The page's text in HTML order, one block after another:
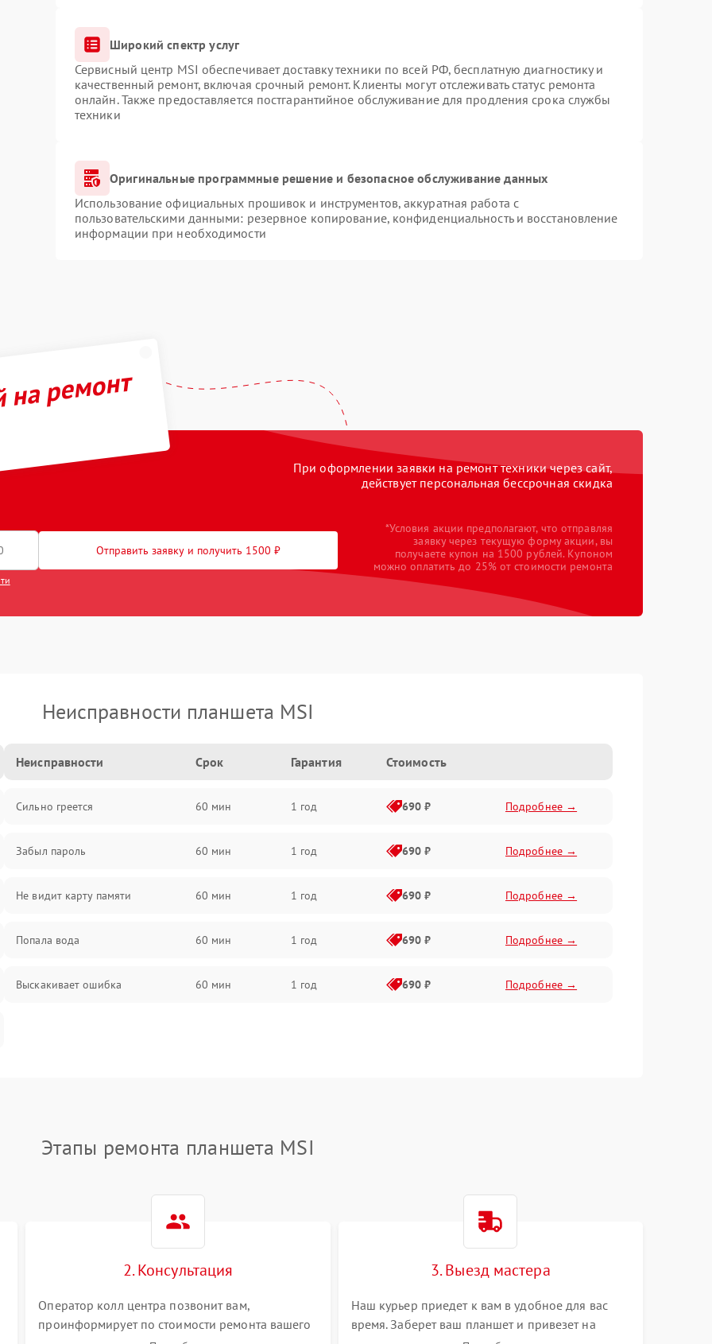
Широкий спектр услуг
Сервисный центр MSI обеспечивает доставку техники по всей РФ, бесплатную диагностику и
качественный ремонт, включая срочный ремонт. Клиенты могут отслеживать статус ремонта
онлайн. Также предоставляется постгарантийное обслуживание для продления срока службы
техники
Оригинальные программные решение и безопасное обслуживание данных
Использование официальных прошивок и инструментов, аккуратная работа с
пользовательскими данными: резервное копирование, конфиденциальность и восстановление
информации при необходимости
ремонт
При оформлении заявки на ремонт техники через сайт,
действует персональная бессрочная скидка
Отправить заявку и получить 1500 ₽
*Условия акции предполагают, что отправляя
заявку через текущую форму акции, вы
получаете купон на 1500 рублей. Купоном
можно оплатить до 25% от стоимости ремонта
Неисправности планшета MSI
Неисправности Срок Гарантия Стоимость
Сильно греется 60 мин 1 год 690 ₽ Подробнее →
Забыл пароль 60 мин 1 год 690 ₽ Подробнее →
Не видит карту памяти 60 мин 1 год 690 ₽ Подробнее →
Попала вода 60 мин 1 год 690 ₽ Подробнее →
Выскакивает ошибка 60 мин 1 год 690 ₽ Подробнее →
Этапы ремонта планшета MSI
2. Консультация
Оператор колл центра позвонит вам,
проинформирует по стоимости ремонта вашего
3. Выезд мастера
Наш курьер приедет к вам в удобное для вас
время. Заберет ваш планшет и привезет на